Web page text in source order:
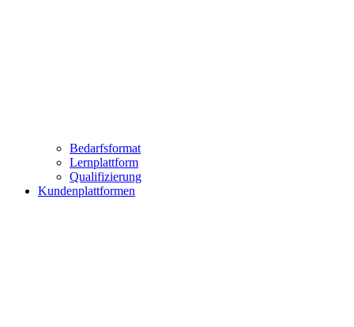
Bedarfsformat
Lernplattform
Qualifizierung
Kundenplattformen